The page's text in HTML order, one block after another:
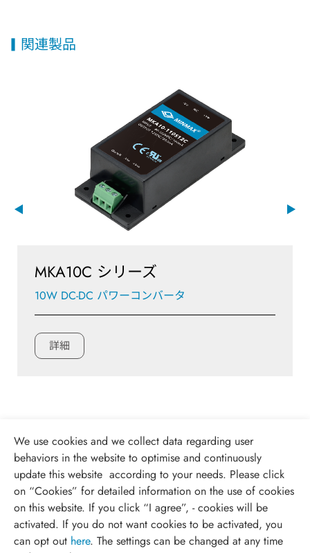
関連製品
MKA10C シリーズ
10W DC-DC パワーコンバータ
詳細
We use cookies and we collect data regarding user
behaviors in the website to optimise and continuously
update this website according to your needs. Please click
on “Cookies” for detailed information on the use of cookies
on this website. If you click “I agree”, - cookies will be
activated. If you do not want cookies to be activated, you
can opt out here. The settings can be changed at any time